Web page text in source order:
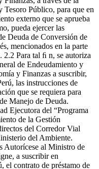
Público, para que en
externo que se aprueba
pueda ejercer las
Deuda de Conversión de
mencionados en la parte
2.2 Para tal ﬁ n, se autoriza
de Endeudamiento y
y Finanzas a suscribir,
las instrucciones de
que se requiera para
Manejo de Deuda.
Ejecutora del “Programa
de la Gestión
del Corredor Vial
del Ambiente.
Autorícese al Ministro de
a suscribir en
el contrato de préstamo de